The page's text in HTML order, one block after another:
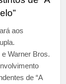
aos
Warner Bros.
de “A